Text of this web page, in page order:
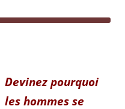
Devinez pourquoi
les hommes se